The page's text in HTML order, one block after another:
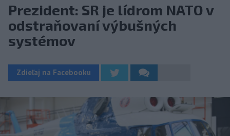
Prezident: SR je lídrom NATO v
odstraňovaní výbušných
systémov
Zdieľaj na Facebooku